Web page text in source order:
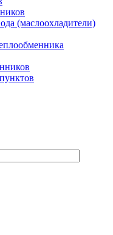
(маслоохладители)